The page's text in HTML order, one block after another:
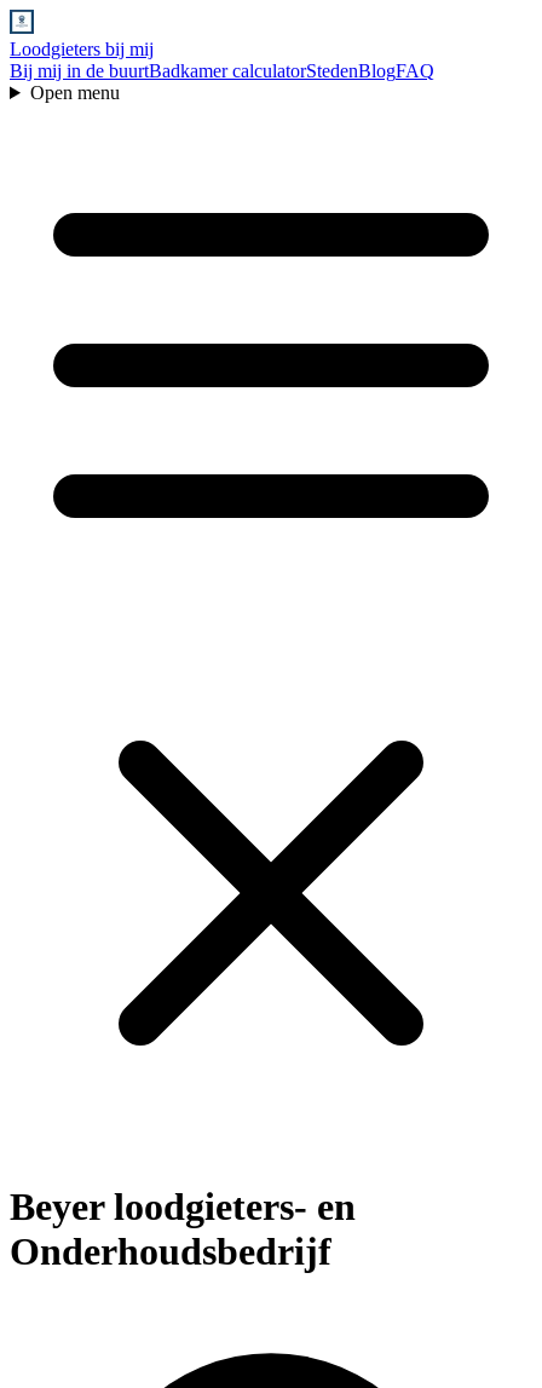
Loodgieters bij mij
Bij mij in de buurtBadkamer calculatorStedenBlogFAQ
Open menu
Beyer loodgieters- en
Onderhoudsbedrijf